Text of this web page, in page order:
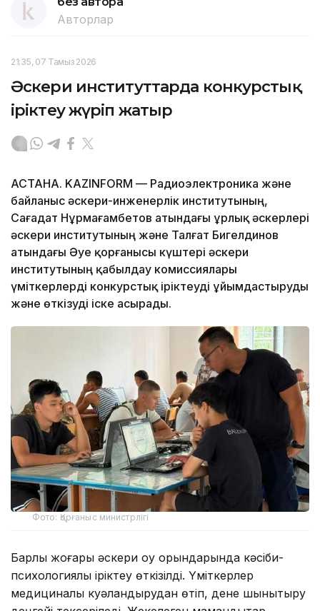
Авторлар
21:35, 07 Тамыз 2026
Әскери институттарда конкурстық
іріктеу жүріп жатыр
АСТАНА. KAZINFORM — Радиоэлектроника және
байланыс әскери-инженерлік институтының,
Сағадат Нұрмағамбетов атындағы Құрлық әскерлері
әскери институтының және Талғат Бигелдинов
атындағы Әуе қорғанысы күштері әскери
институтының қабылдау комиссиялары
үміткерлерді конкурстық іріктеуді ұйымдастыруды
және өткізуді іске асырады.
Фото: Қорғаныс министрлігі
Барлық жоғары әскери оқу орындарында кәсіби-
психологиялық іріктеу өткізілді. Үміткерлер
медициналық куәландырудан өтіп, дене шынықтыру